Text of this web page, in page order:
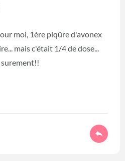
moi, 1ère piqüre d'avonex
mais c'était 1/4 de dose...
surement!!